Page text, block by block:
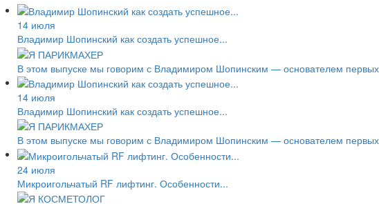
14 июля
Владимир Шопинский как создать успешное...
В этом выпуске мы говорим с Владимиром Шопинским — основателем
14 июля
Владимир Шопинский как создать успешное...
В этом выпуске мы говорим с Владимиром Шопинским — основателем
24 июля
Микроигольчатый RF лифтинг. Особенности...